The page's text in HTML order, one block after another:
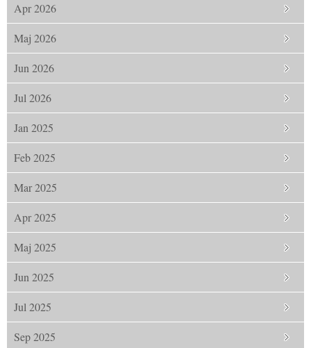
Apr 2026
Maj 2026
Jun 2026
Jul 2026
Jan 2025
Feb 2025
Mar 2025
Apr 2025
Maj 2025
Jun 2025
Jul 2025
Sep 2025